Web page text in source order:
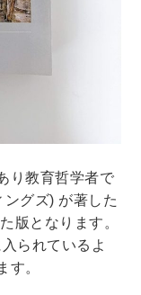
芸・クラフト
ライミング
資格
術・環境
り教育哲学者で
グズ) が著した
版となります。
られているよ
す。